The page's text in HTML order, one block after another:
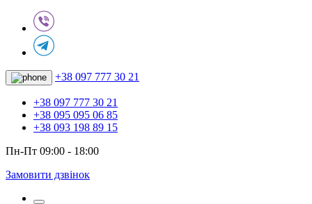
+38 097 777 30 21
+38 097 777 30 21
+38 095 095 06 85
+38 093 198 89 15
Пн-Пт 09:00 - 18:00
Замовити дзвінок